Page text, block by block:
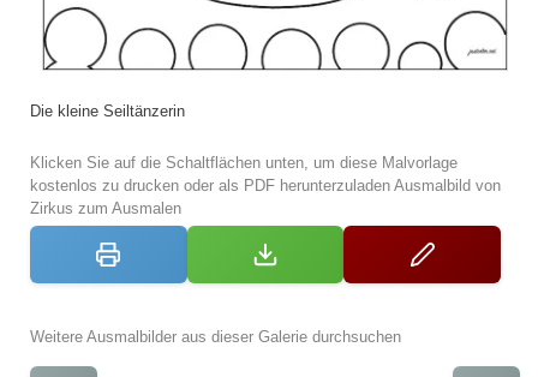
Die kleine Seiltänzerin
Klicken Sie auf die Schaltflächen unten, um diese Malvorlage
kostenlos zu drucken oder als PDF herunterzuladen Ausmalbild von
Zirkus zum Ausmalen
Weitere Ausmalbilder aus dieser Galerie durchsuchen